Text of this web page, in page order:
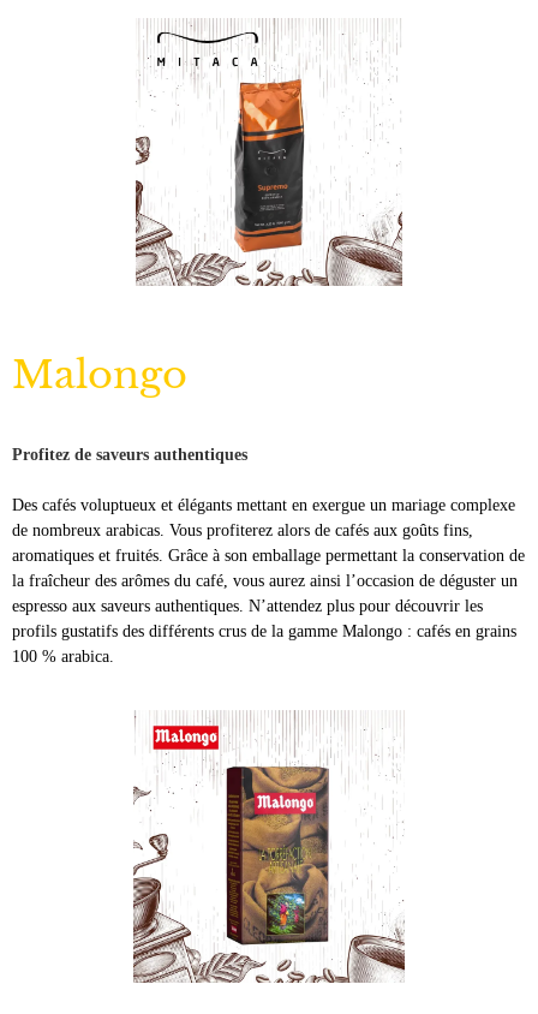
Malongo
Profitez de saveurs authentiques
Des cafés voluptueux et élégants mettant en exergue un mariage complexe
de nombreux arabicas. Vous profiterez alors de cafés aux goûts fins,
aromatiques et fruités. Grâce à son emballage permettant la conservation de
la fraîcheur des arômes du café, vous aurez ainsi l’occasion de déguster un
espresso aux saveurs authentiques. N’attendez plus pour découvrir les
profils gustatifs des différents crus de la gamme Malongo : cafés en grains
100 % arabica.